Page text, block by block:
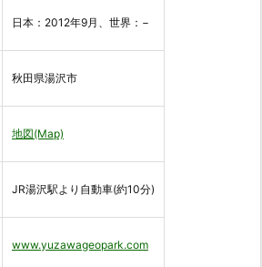
日本：2012年9月、世界：−
秋田県湯沢市
地図(Map)
JR湯沢駅より自動車(約10分)
www.yuzawageopark.com